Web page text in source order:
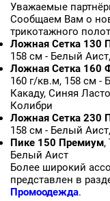
Уважаемые
Сообщаем Вам о
трикотажного
Ложная Сетка 130
158 см - Белый
Ложная Сетка 160
160 г/кв.м, 158 см
Какаду, Синяя
Колибри
Ложная Сетка 230
158 см - Белый
Пике 150 Премиум,
Белый Аист
Более широкий
представлен в
Промоодежда.
Заявка
ФИО